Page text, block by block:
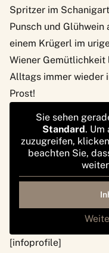
Spritzer im
Punsch und
einem Krügerl im
Wiener Gemütlichkeit
Alltags immer wieder
Prost!
Sie sehen
Standard. Um
zuzugreifen,
beachten Sie,
[infoprofile]